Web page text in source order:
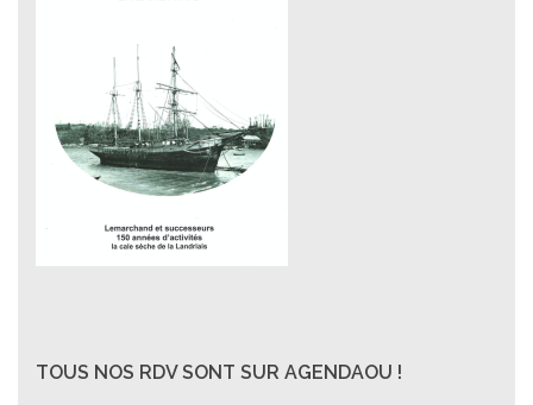
TOUS NOS RDV SONT SUR AGENDAOU !